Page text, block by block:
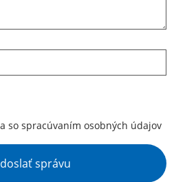
so spracúvaním osobných údajov
správu